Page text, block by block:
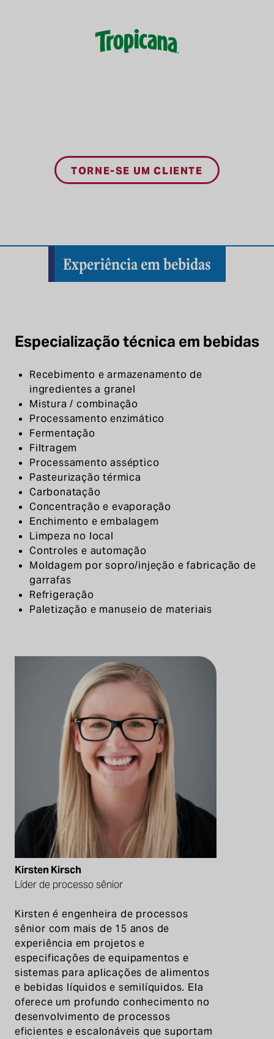
TORNE-SE UM CLIENTE
Experiência em bebidas
Especialização técnica em bebidas
Recebimento e armazenamento de
ingredientes a granel
Mistura / combinação
Processamento enzimático
Fermentação
Filtragem
Processamento asséptico
Pasteurização térmica
Carbonatação
Concentração e evaporação
Enchimento e embalagem
Limpeza no local
Controles e automação
Moldagem por sopro/injeção e fabricação de
garrafas
Refrigeração
Paletização e manuseio de materiais
Kirsten Kirsch
Líder de processo sênior
Kirsten é engenheira de processos
sênior com mais de 15 anos de
experiência em projetos e
especificações de equipamentos e
sistemas para aplicações de alimentos
e bebidas líquidos e semilíquidos. Ela
oferece um profundo conhecimento no
desenvolvimento de processos
eficientes e escalonáveis que suportam